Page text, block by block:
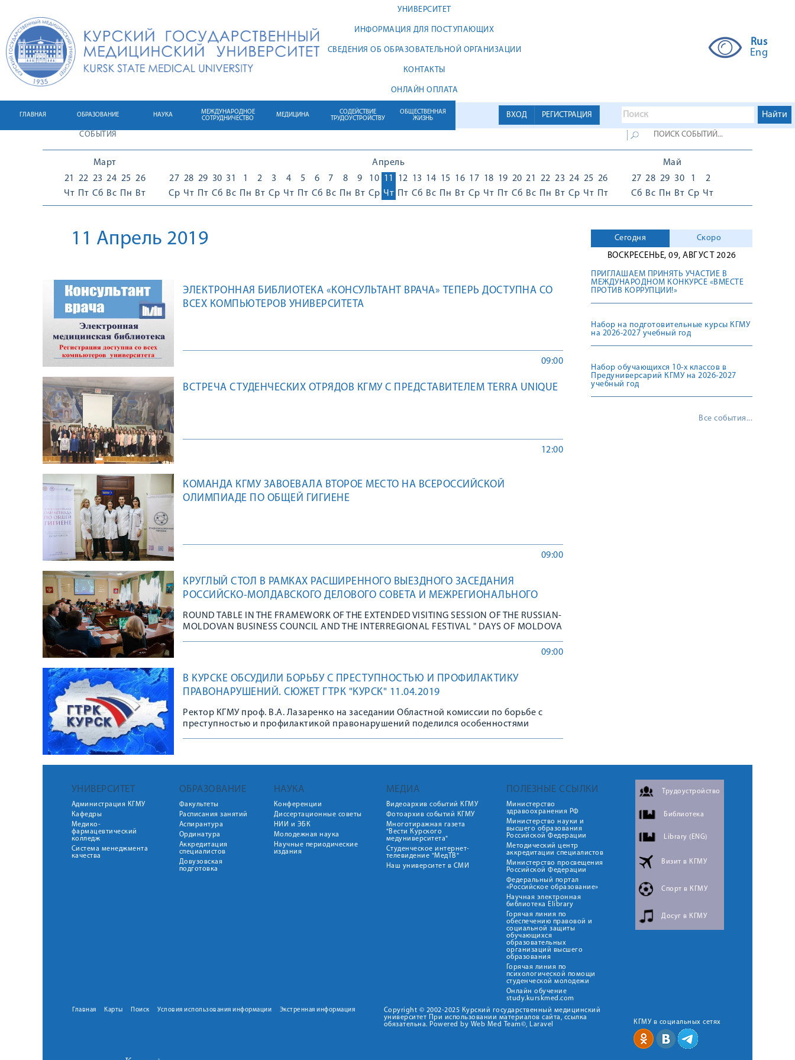
УНИВЕРСИТЕТ
ИНФОРМАЦИЯ ДЛЯ ПОСТУПАЮЩИХ
СВЕДЕНИЯ ОБ ОБРАЗОВАТЕЛЬНОЙ ОРГАНИЗАЦИИ
КОНТАКТЫ
ОНЛАЙН ОПЛАТА
Rus
Eng
ВХОД РЕГИСТРАЦИЯ
ГЛАВНАЯ ОБРАЗОВАНИЕ НАУКА
МЕЖДУНАРОДНОЕ
СОТРУДНИЧЕСТВО
МЕДИЦИНА
СОДЕЙСТВИЕ
ТРУДОУСТРОЙСТВУ
ОБЩЕСТВЕННАЯ
ЖИЗНЬ
СОБЫТИЯ
Март
21
Чт
22
Пт
23
Сб
24
Вс
25
Пн
26
Вт
Апрель
27
Ср
28
Чт
29
Пт
30
Сб
31
Вс
1
Пн
2
Вт
3
Ср
4
Чт
5
Пт
6
Сб
7
Вс
8
Пн
9
Вт
10
Ср
11
Чт
12
Пт
13
Сб
14
Вс
15
Пн
16
Вт
17
Ср
18
Чт
19
Пт
20
Сб
21
Вс
22
Пн
23
Вт
24
Ср
25
Чт
26
Пт
Май
27
Сб
28
Вс
29
Пн
30
Вт
1
Ср
2
Чт
11 Апрель 2019
ЭЛЕКТРОННАЯ БИБЛИОТЕКА «КОНСУЛЬТАНТ ВРАЧА» ТЕПЕРЬ ДОСТУПНА СО
ВСЕХ КОМПЬЮТЕРОВ УНИВЕРСИТЕТА
09:00
ВСТРЕЧА СТУДЕНЧЕСКИХ ОТРЯДОВ КГМУ С ПРЕДСТАВИТЕЛЕМ TERRA UNIQUE
12:00
КОМАНДА КГМУ ЗАВОЕВАЛА ВТОРОЕ МЕСТО НА ВСЕРОССИЙСКОЙ
ОЛИМПИАДЕ ПО ОБЩЕЙ ГИГИЕНЕ
09:00
КРУГЛЫЙ СТОЛ В РАМКАХ РАСШИРЕННОГО ВЫЕЗДНОГО ЗАСЕДАНИЯ
РОССИЙСКО-МОЛДАВСКОГО ДЕЛОВОГО СОВЕТА И МЕЖРЕГИОНАЛЬНОГО
ФЕСТИВАЛЯ «ДНИ МОЛДОВЫ В КУРСКОЙ ОБЛАСТИ»
ROUND TABLE IN THE FRAMEWORK OF THE EXTENDED VISITING SESSION OF THE RUSSIAN-
MOLDOVAN BUSINESS COUNCIL AND THE INTERREGIONAL FESTIVAL " DAYS OF MOLDOVA
09:00
В КУРСКЕ ОБСУДИЛИ БОРЬБУ С ПРЕСТУПНОСТЬЮ И ПРОФИЛАКТИКУ
ПРАВОНАРУШЕНИЙ. СЮЖЕТ ГТРК "КУРСК" 11.04.2019
Ректор КГМУ проф. В.А. Лазаренко на заседании Областной комиссии по борьбе с
преступностью и профилактикой правонарушений поделился особенностями
Сегодня
Скоро
ВОСКРЕСЕНЬЕ, 09, АВГУСТ 2026
ПРИГЛАШАЕМ ПРИНЯТЬ УЧАСТИЕ В
МЕЖДУНАРОДНОМ КОНКУРСЕ «ВМЕСТЕ
ПРОТИВ КОРРУПЦИИ!»
Набор на подготовительные курсы КГМУ
на 2026-2027 учебный год
Набор обучающихся 10-х классов в
Предуниверсарий КГМУ на 2026-2027
учебный год
Все события...
УНИВЕРСИТЕТ
Администрация КГМУ
Кафедры
Медико-
фармацевтический
колледж
Система менеджмента
качества
ОБРАЗОВАНИЕ
Факультеты
Расписания занятий
Аспирантура
Ординатура
Аккредитация
специалистов
Довузовская
подготовка
НАУКА
Конференции
Диссертационные советы
НИИ и ЭБК
Молодежная наука
Научные периодические
издания
МЕДИА
Видеоархив событий КГМУ
Фотоархив событий КГМУ
Многотиражная газета
"Вести Курского
медуниверситета"
Студенческое интернет-
телевидение "МедТВ"
Наш университет в СМИ
ПОЛЕЗНЫЕ ССЫЛКИ
Министерство
здравоохранения РФ
Министерство науки и
высшего образования
Российской Федерации
Методический центр
аккредитации специалистов
Министерство просвещения
Российской Федерации
Федеральный портал
«Российское образование»
Научная электронная
библиотека Elibrary
Горячая линия по
обеспечению правовой и
социальной защиты
обучающихся
образовательных
организаций высшего
образования
Горячая линия по
психологической помощи
студенческой молодежи
Онлайн обучение
study.kurskmed.com
Трудоустройство
Библиотека
Library (ENG)
Визит в КГМУ
Спорт в КГМУ
Досуг в КГМУ
Главная Карты Поиск Условия использования информации Экстренная информация
Copyright © 2002-2025 Курский государственный медицинский
университет При использовании материалов сайта, ссылка
обязательна. Powered by Web Med Team©, Laravel
КГМУ в социальных сетях